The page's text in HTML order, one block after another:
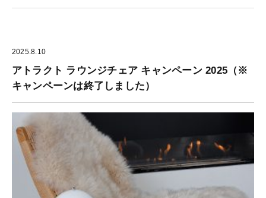
2025.8.10
アトラクト ラウンジチェア キャンペーン 2025（※
キャンペーンは終了しました）